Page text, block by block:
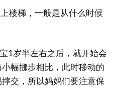
梯，一般是从什么时候
岁半左右之后，就开始会
幅挪步相比，此时移动的
交，所以妈妈们要注意保